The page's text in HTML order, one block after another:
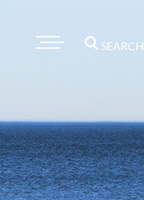
SEARCH